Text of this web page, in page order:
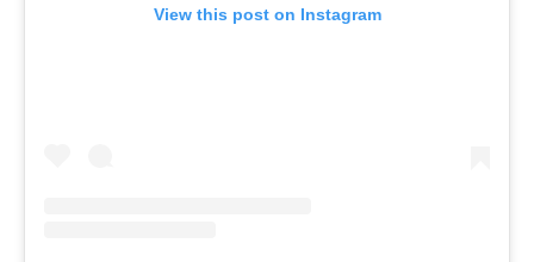
View this post on Instagram